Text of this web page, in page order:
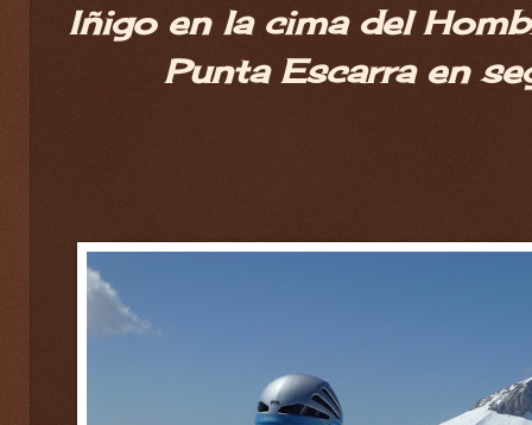
Iñigo en la cima del
Punta Escarra en